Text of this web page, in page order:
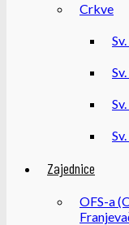
Crkve
Zajednice
OFS-a